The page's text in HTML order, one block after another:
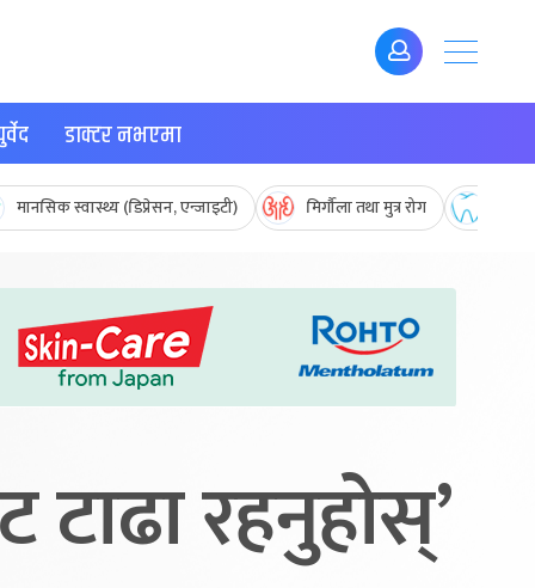
डाक्टर नभएमा
मानसिक स्वास्थ्य (डिप्रेसन, एन्जाइटी) मिर्गौला तथा मुत्र रोग
रहनुहोस्’